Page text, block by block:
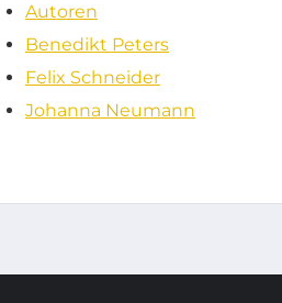
Autoren
Benedikt Peters
Felix Schneider
Johanna Neumann